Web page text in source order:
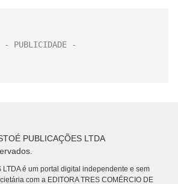
PUBLICAÇÕES LTDA
LTDA é um portal digital independente e sem
com a EDITORA TRES COMÉRCIO DE